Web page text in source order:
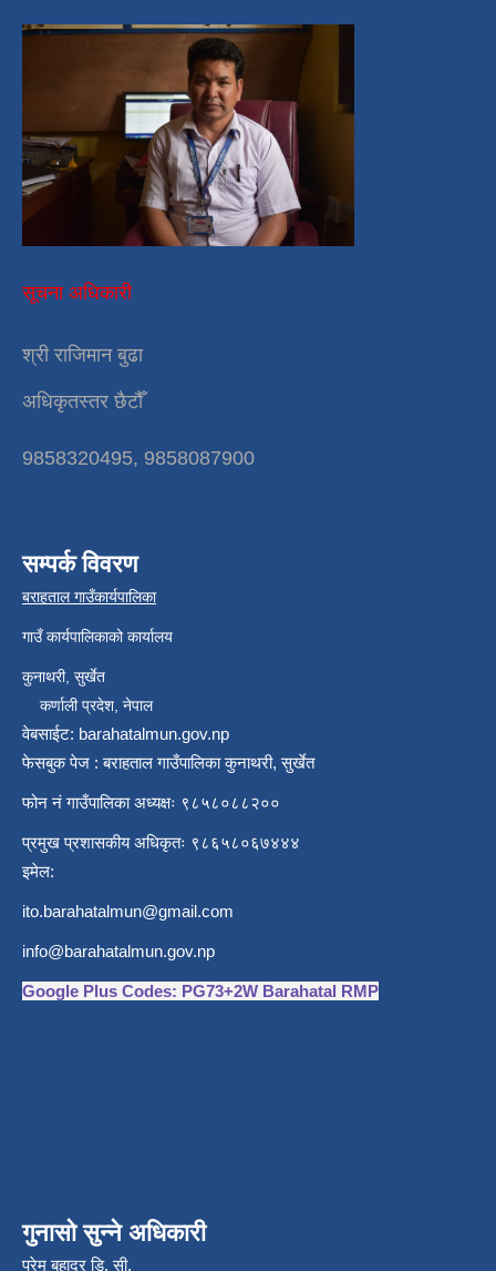
सूचना अधिकारी
श्री राजिमान बुढा
अधिकृतस्तर छैटौँ
9858320495, 9858087900
सम्पर्क विवरण
बराहताल गाउँकार्यपालिका
गाउँ कार्यपालिकाको कार्यालय
कुनाथरी, सुर्खेत
कर्णाली प्रदेश, नेपाल
वेबसाईट: barahatalmun.gov.np
फेसबुक पेज : बराहताल गाउँपालिका कुनाथरी, सुर्खेत
फोन नं गाउँपालिका अध्यक्षः ९८५८०८८२००
प्रमुख प्रशासकीय अधिकृतः ९८६५८०६७४४४
इमेल:
ito.barahatalmun@gmail.com
info@barahatalmun.gov.np
Google Plus Codes: PG73+2W Barahatal RMP
गुनासो सुन्ने अधिकारी
प्रेम बहादुर डि. सी.